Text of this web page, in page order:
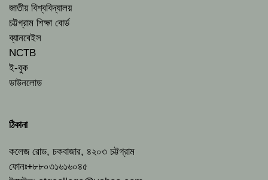
জাতীয় বিশ্ববিদ্যালয়
চট্টগ্রাম শিক্ষা বোর্ড
ব্যানবেইস
NCTB
ই-বুক
ডাউনলোড
ঠিকানা
কলেজ রোড, চকবাজার, ৪২০৩ চট্টগ্রাম
ফোনঃ+৮৮০৩১৬১৬০৪৫